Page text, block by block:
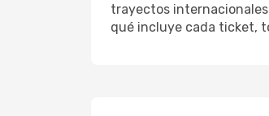
trayectos
qué incluye cada ticket,